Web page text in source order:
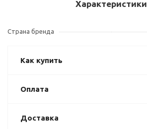
Характеристики
Страна бренда
Как купить
Оплата
Доставка